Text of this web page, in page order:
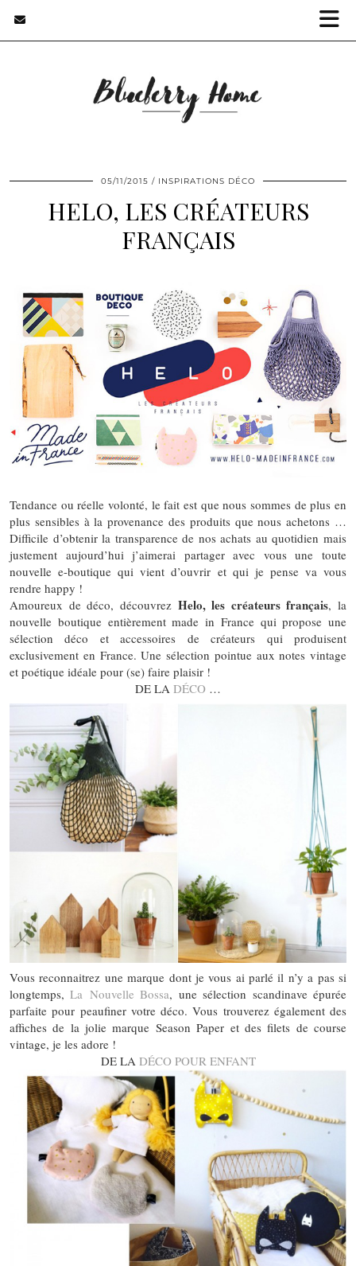
05/11/2015 INSPIRATIONS DÉCO
HELO, LES CRÉATEURS
FRANÇAIS
Tendance ou réelle volonté, le fait est que nous sommes de plus en
plus sensibles à la provenance des produits que nous achetons …
Difficile d’obtenir la transparence de nos achats au quotidien mais
justement aujourd’hui j’aimerai partager avec vous une toute
nouvelle e-boutique qui vient d’ouvrir et qui je pense va vous
rendre happy !
Amoureux de déco, découvrez Helo, les créateurs français, la
nouvelle boutique entièrement made in France qui propose une
sélection déco et accessoires de créateurs qui produisent
exclusivement en France. Une sélection pointue aux notes vintage
et poétique idéale pour (se) faire plaisir !
DE LA DÉCO …
Vous reconnaitrez une marque dont je vous ai parlé il n’y a pas si
longtemps,La Nouvelle Bossa, une sélection scandinave épurée
parfaite pour peaufiner votre déco. Vous trouverez également des
affiches de la jolie marque Season Paper et des filets de course
vintage, je les adore !
DE LA DÉCO POUR ENFANT